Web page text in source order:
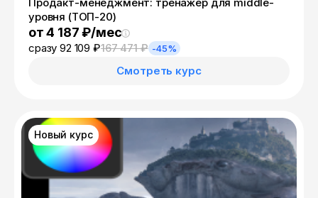
уровня (ТОП-20)
от 4 187 ₽/мес
сразу 92 109 ₽167 471 ₽ -45%
Смотреть курс
Новый курс